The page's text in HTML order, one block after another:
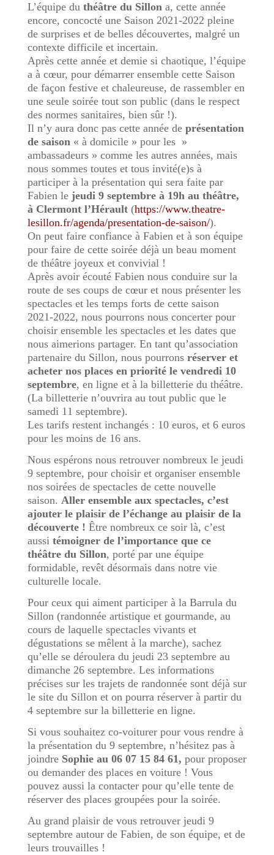
L’équipe du théâtre du Sillona, cette année
encore, concocté une Saison 2021-2022 pleine
de surprises et de belles découvertes, malgré un
contexte difficile et incertain.
Après cette année et demie si chaotique, l’équipe
a à cœur, pour démarrer ensemble cette Saison
de façon festive et chaleureuse, de rassembler en
une seule soirée tout son public (dans le respect
des normes sanitaires, bien sûr !).
Il n’y aura donc pas cette année de présentation
de saison« à domicile » pour les »
ambassadeurs » comme les autres années, mais
nous sommes toutes et tous invité(e)s à
participer à la présentation qui sera faite par
Fabien le jeudi 9 septembre à 19h au théâtre,
à Clermont l’Hérault(https://www.theatre-
lesillon.fr/agenda/presentation-de-saison/).
On peut faire confiance à Fabien et à son équipe
pour faire de cette soirée déjà un beau moment
de théâtre joyeux et convivial !
Après avoir écouté Fabien nous conduire sur la
route de ses coups de cœur et nous présenter les
spectacles et les temps forts de cette saison
2021-2022, nous pourrons nous concerter pour
choisir ensemble les spectacles et les dates que
nous aimerions partager. En tant qu’association
partenaire du Sillon, nous pourrons réserver et
acheter nos places en priorité le vendredi 10
septembre, en ligne et à la billetterie du théâtre.
(La billetterie n’ouvrira au tout public que le
samedi 11 septembre).
Les tarifs restent inchangés : 10 euros, et 6 euros
pour les moins de 16 ans.
Nous espérons nous retrouver nombreux le jeudi
9 septembre, pour choisir et organiser ensemble
nos soirées de spectacles de cette nouvelle
saison. Aller ensemble aux spectacles, c’est
ajouter le plaisir de l’échange au plaisir de la
découverte ! Être nombreux ce soir là, c’est
aussi témoigner de l’importance que ce
théâtre du Sillon, porté par une équipe
formidable, revêt désormais dans notre vie
culturelle locale.
Pour ceux qui aiment participer à la Barrula du
Sillon (randonnée artistique et gourmande, au
cours de laquelle spectacles vivants et
dégustations se mêlent à la marche), sachez
qu’elle se déroulera du jeudi 23 septembre au
dimanche 26 septembre. Les informations
précises sur les trajets de randonnée sont déjà sur
le site du Sillon et on pourra réserver à partir du
4 septembre sur la billetterie en ligne.
Si vous souhaitez co-voiturer pour vous rendre à
la présentation du 9 septembre, n’hésitez pas à
joindre Sophie au 06 07 15 84 61, pour proposer
ou demander des places en voiture ! Vous
pouvez aussi la contacter pour qu’elle tente de
réserver des places groupées pour la soirée.
Au grand plaisir de vous retrouver jeudi 9
septembre autour de Fabien, de son équipe, et de
leurs trouvailles !